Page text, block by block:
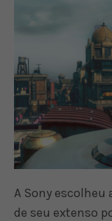
A Sony
de seu extenso